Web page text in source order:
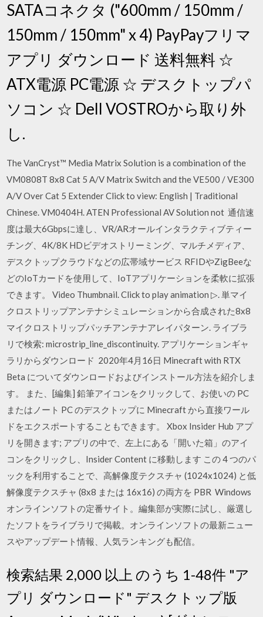
SATAコネクタ ("600mm / 150mm /
150mm / 150mm" x 4) PayPayフリマ
アプリ ダウンロード 送料無料 ☆
ATX電源 PC電源 ☆ デスクトップパ
ソコン ☆ Dell VOSTROから取り外
し.
The VanCryst™ Media Matrix Solution is a combination of the
VM0808T 8x8 Cat 5 A/V Matrix Switch and the VE500 / VE300
A/V Over Cat 5 Extender Click to view: English | Traditional
Chinese. VM0404H. ATEN Professional AV Solution not 通信速
度は最大6Gbpsに達し、VR/ARオールインタラクティブティー
チング、4K/8K HDビデオストリーミング、マルチメディア、
デスクトップクラウドなどの広帯域サービス RFIDやZigBeeな
どのIoTカードを使用して、IoTアプリケーションを柔軟に拡張
できます。 Video Thumbnail. Click to play animation ▷. 単マイ
クロストリップアンテナシミュレーションから合成された8x8
マイクロストリップパッチアンテナアレイパターン. ライブラ
リで検索: microstrip_line_discontinuity. アプリケーションギャ
ラリからダウンロード 2020年4月16日 Minecraft with RTX
Beta についてダウンロードおよびインストール方法を紹介しま
す。 また、[編集] 鉛筆アイコンをクリックして、お使いの PC
またはノート PC のデスクトップに Minecraft から直接ワール
ドをエクスポートすることもできます。 Xbox Insider Hub アプ
リを開きます; アプリの中で、左上にある「開いた箱」のアイ
コンをクリックし、Insider Content に移動します この 4 つのパ
ックを利用することで、高解像度テクスチャ (1024x1024) と低
解像度テクスチャ (8x8 または 16x16) の両方を PBR Windows
オンラインソフトの定番サイト。編集部が実際に試し、厳選し
たソフトをライブラリで掲載。オンラインソフトの最新ニュー
スやアップデート情報、人気ランキングも配信。
検索結果 2,000 以上 のうち 1-48件 "ア
プリ ダウンロード" デスクトップ版